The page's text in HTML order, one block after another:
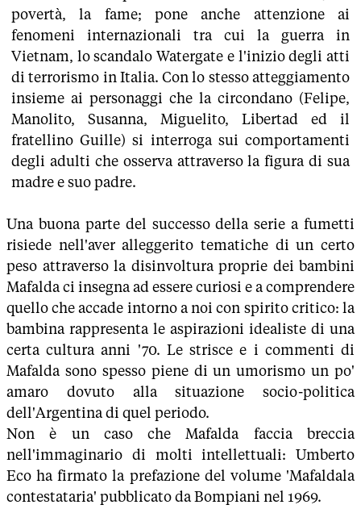
povertà, la fame; pone anche attenzione ai
fenomeni internazionali tra cui la guerra in
Vietnam, lo scandalo Watergate e l'inizio degli atti
di terrorismo in Italia. Con lo stesso atteggiamento
insieme ai personaggi che la circondano (Felipe,
Manolito, Susanna, Miguelito, Libertad ed il
fratellino Guille) si interroga sui comportamenti
degli adulti che osserva attraverso la figura di sua
madre e suo padre.
Una buona parte del successo della serie a fumetti
risiede nell'aver alleggerito tematiche di un certo
peso attraverso la disinvoltura proprie dei bambini
Mafalda ci insegna ad essere curiosi e a comprendere
quello che accade intorno a noi con spirito critico: la
bambina rappresenta le aspirazioni idealiste di una
certa cultura anni '70. Le strisce e i commenti di
Mafalda sono spesso piene di un umorismo un po'
amaro dovuto alla situazione socio-politica
dell'Argentina di quel periodo.
Non è un caso che Mafalda faccia breccia
nell'immaginario di molti intellettuali: Umberto
Eco ha firmato la prefazione del volume 'Mafaldala
contestataria' pubblicato da Bompiani nel 1969.